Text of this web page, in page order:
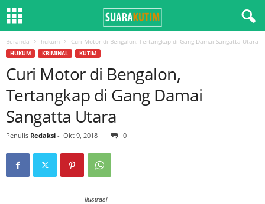
Beranda hukum Curi Motor di Bengalon, Tertangkap di Gang Damai Sangatta Utara
HUKUM KRIMINAL KUTIM
Curi Motor di Bengalon,
Tertangkap di Gang Damai
Sangatta Utara
Penulis Redaksi - Okt 9, 2018 0
Ilustrasi